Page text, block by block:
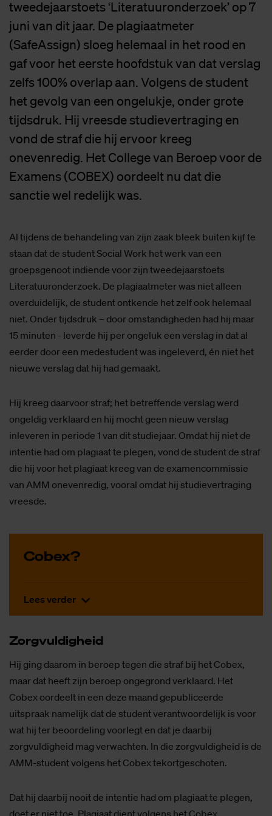
tweedejaarstoets ‘Literatuuronderzoek’ op 7
juni van dit jaar. De plagiaatmeter
(SafeAssign) sloeg helemaal in het rood en
gaf voor het eerste hoofdstuk van dat verslag
zelfs 100% overlap aan. Volgens de student
het gevolg van een ongelukje, onder grote
tijdsdruk. Hij vreesde studievertraging en
vond de straf die hij ervoor kreeg
onevenredig. Het College van Beroep voor de
Examens (COBEX) oordeelt nu dat die
sanctie wel redelijk was.
Al tijdens de behandeling van zijn zaak bleek buiten kijf te
staan dat de student Social Work het werk van een
groepsgenoot indiende voor zijn tweedejaarstoets
Literatuuronderzoek. De plagiaatmeter was niet alleen
overduidelijk, de student ontkende het zelf ook helemaal
niet. Onder tijdsdruk – door omstandigheden had hij maar
15 minuten - leverde hij per ongeluk een verslag in dat al
eerder door een medestudent was ingeleverd, én niet het
nieuwe verslag dat hij had gemaakt.
Hij kreeg daarvoor straf; het betreffende verslag werd
ongeldig verklaard en hij mocht geen nieuw verslag
inleveren in periode 1 van dit studiejaar. Omdat hij niet de
intentie had om plagiaat te plegen, vond de student de straf
die hij voor het plagiaat kreeg van de examencommissie
van AMM onevenredig, vooral omdat hij studievertraging
vreesde.
Co­bex?
Lees verder
Zorg­vul­dig­heid
Hij ging daarom in beroep tegen die straf bij het Cobex,
maar dat heeft zijn beroep ongegrond verklaard. Het
Cobex oordeelt in een deze maand gepubliceerde
uitspraak namelijk dat de student verantwoordelijk is voor
wat hij ter beoordeling voorlegt en dat je daarbij
zorgvuldigheid mag verwachten. In die zorgvuldigheid is de
AMM-student volgens het Cobex tekortgeschoten.
Dat hij daarbij nooit de intentie had om plagiaat te plegen,
doet er niet toe. Plagiaat dient volgens het Cobex